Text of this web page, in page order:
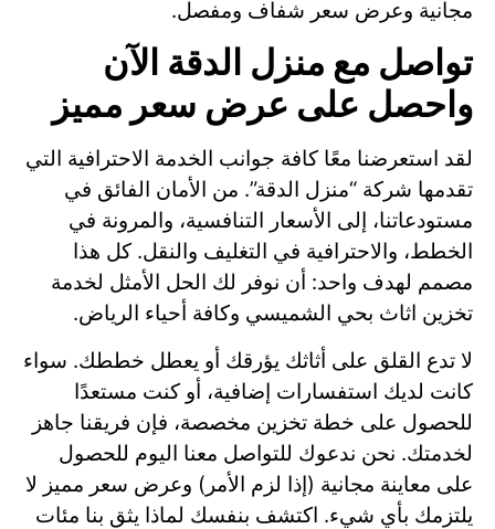
مجانية وعرض سعر شفاف ومفصل.
تواصل مع منزل الدقة الآن
واحصل على عرض سعر مميز
لقد استعرضنا معًا كافة جوانب الخدمة الاحترافية التي
تقدمها شركة “منزل الدقة”. من الأمان الفائق في
مستودعاتنا، إلى الأسعار التنافسية، والمرونة في
الخطط، والاحترافية في التغليف والنقل. كل هذا
مصمم لهدف واحد: أن نوفر لك الحل الأمثل لخدمة
تخزين اثاث بحي الشميسي وكافة أحياء الرياض.
لا تدع القلق على أثاثك يؤرقك أو يعطل خططك. سواء
كانت لديك استفسارات إضافية، أو كنت مستعدًا
للحصول على خطة تخزين مخصصة، فإن فريقنا جاهز
لخدمتك. نحن ندعوك للتواصل معنا اليوم للحصول
على معاينة مجانية (إذا لزم الأمر) وعرض سعر مميز لا
يلتزمك بأي شيء. اكتشف بنفسك لماذا يثق بنا مئات